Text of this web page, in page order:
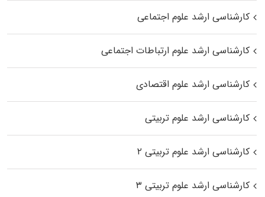
کارشناسی ارشد علوم اجتماعی
کارشناسی ارشد علوم ارتباطات اجتماعی
کارشناسی ارشد علوم اقتصادی
کارشناسی ارشد علوم تربیتی
کارشناسی ارشد علوم تربیتی ۲
کارشناسی ارشد علوم تربیتی ۳